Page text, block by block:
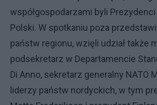
współgospodarzami byli Prezydenci
Polski. W spotkaniu poza
państw regionu, wzięli udział także
podsekretarz w Departamencie
Di Anno, sekretarz generalny NATO
liderzy państw nordyckich, w tym